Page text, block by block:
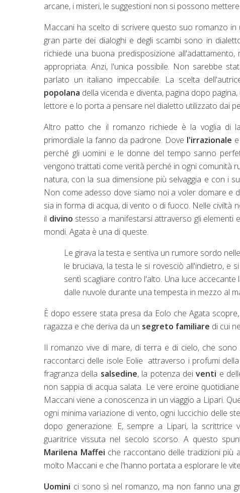
arcane, i misteri, le suggestioni non si possono
Maccani ha scelto di scrivere questo suo romanzo in
gran parte dei dialoghi e degli scambi sono in
richiede una buona predisposizione
appropriata. Anzi, l'unica possibile. Non sarebbe
parlato un italiano impeccabile. La scelta
popolana della vicenda e diventa, pagina dopo
lettore e lo porta a pensare nel dialetto utilizzato dai
Altro patto che il romanzo richiede è la voglia di
primordiale la fanno da padrone. Dove l'irrazionale e
perché gli uomini e le donne del tempo sanno
vengono trattati come verità perché in ogni comunità
natura, con la sua dimensione più selvaggia e con i
Non come adesso dove siamo noi a voler domare e
sia in forma di acqua, di vento o di fuoco. Nelle civiltà
il divino stesso a manifestarsi attraverso gli
mondi. Agata è una di queste.
Le girava la testa e sentiva un rumore sordo
le bruciava, la testa le si rovesciò all'indietro, e
sentì scagliare contro l'alto. Una luce
dalle nuvole durante una tempesta in mezzo al
È dopo essere stata presa da Eolo che Agata
ragazza e che deriva da un segreto familiare di cui
Il romanzo vive di mare, di terra e di cielo, che
raccontarci delle isole Eolie attraverso i profumi
fragranza della salsedine, la potenza deiventi e
non sappia di acqua salata. Le vere eroine
Maccani viene a conoscenza in un viaggio a Lipari.
ogni minima variazione di vento, ogni luccichio delle
dopo generazione. E, sempre a Lipari, la
guaritrice vissuta nel secolo scorso. A questo
Marilena Maffei che raccontano delle tradizioni più
molto Maccani e che l'hanno portata a esplorare le
Uomini ci sono sì nel romanzo, ma non fanno una